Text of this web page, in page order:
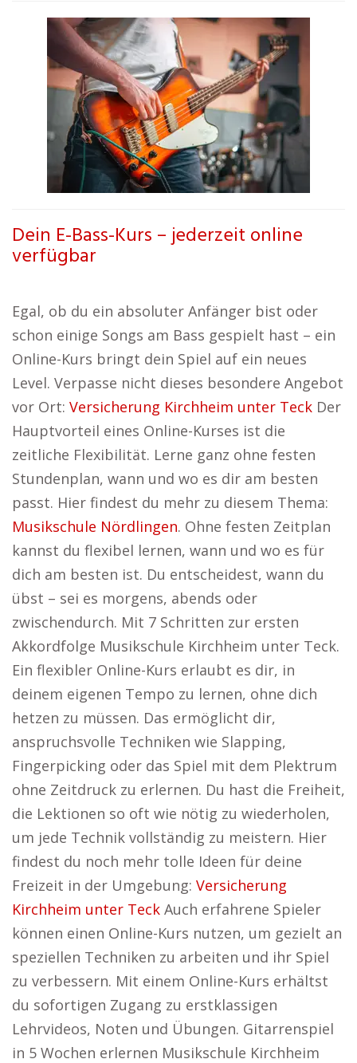
Dein E-Bass-Kurs – jederzeit online
verfügbar
Egal, ob du ein absoluter Anfänger bist oder
schon einige Songs am Bass gespielt hast – ein
Online-Kurs bringt dein Spiel auf ein neues
Level. Verpasse nicht dieses besondere Angebot
vor Ort: Versicherung Kirchheim unter Teck Der
Hauptvorteil eines Online-Kurses ist die
zeitliche Flexibilität. Lerne ganz ohne festen
Stundenplan, wann und wo es dir am besten
passt. Hier findest du mehr zu diesem Thema:
Musikschule Nördlingen. Ohne festen Zeitplan
kannst du flexibel lernen, wann und wo es für
dich am besten ist. Du entscheidest, wann du
übst – sei es morgens, abends oder
zwischendurch. Mit 7 Schritten zur ersten
Akkordfolge Musikschule Kirchheim unter Teck.
Ein flexibler Online-Kurs erlaubt es dir, in
deinem eigenen Tempo zu lernen, ohne dich
hetzen zu müssen. Das ermöglicht dir,
anspruchsvolle Techniken wie Slapping,
Fingerpicking oder das Spiel mit dem Plektrum
ohne Zeitdruck zu erlernen. Du hast die Freiheit,
die Lektionen so oft wie nötig zu wiederholen,
um jede Technik vollständig zu meistern. Hier
findest du noch mehr tolle Ideen für deine
Freizeit in der Umgebung: Versicherung
Kirchheim unter Teck Auch erfahrene Spieler
können einen Online-Kurs nutzen, um gezielt an
speziellen Techniken zu arbeiten und ihr Spiel
zu verbessern. Mit einem Online-Kurs erhältst
du sofortigen Zugang zu erstklassigen
Lehrvideos, Noten und Übungen. Gitarrenspiel
in 5 Wochen erlernen Musikschule Kirchheim